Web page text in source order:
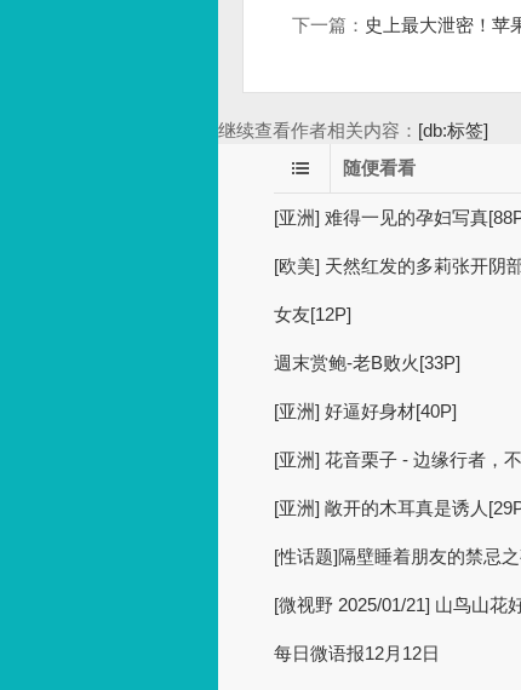
下一篇： 史上最大泄密！苹
继续查看作者相关内容： [db:标签]
随便看看
[亚洲] 难得一见的孕妇写真
[欧美] 天然红发的多莉张开阴
女友[12P]
週末赏鲍-老B败火[33P]
[亚洲] 好逼好身材[40P]
[亚洲] 花音栗子 - 边缘行者，
[亚洲] 敞开的木耳真是诱人
[性话题]隔壁睡着朋友的禁忌
[微视野 2025/01/21] 山鸟山花
每日微语报12月12日